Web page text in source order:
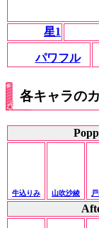
星1
パワフル
各キャラの
牛込りみ 山吹沙綾